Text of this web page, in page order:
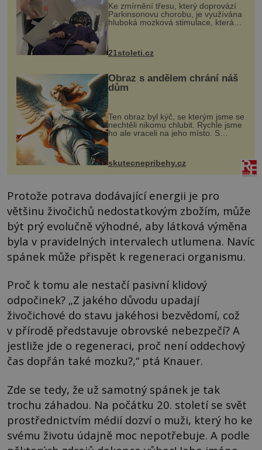
Ke zmírnění třesu, který doprovází
Parkinsonovu chorobu, je využívána
hluboká mozková stimulace, která
však vyžaduje vysoce invazivní
k dostatečně přesnému zacílení ...
21stoleti.cz
Obraz s andělem chrání náš
dům
Ten obraz byl kýč, se kterým jsme se
nechtěli nikomu chlubit. Rychle jsme
ho ale vraceli na jeho místo. S
manželem Vaškem jsme si pořídili
chaloupku, takový domek na severu
Čech, kde jsme si naplánova...
skutecnepribehy.cz
Protože potrava dodávající energii je pro
většinu živočichů nedostatkovým zbožím, může
být prý evolučně výhodné, aby látková výměna
byla v pravidelných intervalech utlumena. Navíc
spánek může přispět k regeneraci organismu.
Proč k tomu ale nestačí pasivní klidový
odpočinek? „Z jakého důvodu upadají
živočichové do stavu jakéhosi bezvědomí, což
v přírodě představuje obrovské nebezpečí? A
jestliže jde o regeneraci, proč není oddechový
čas dopřán také mozku?,“ ptá Knauer.
Zde se tedy, že už samotný spánek je tak
trochu záhadou. Na počátku 20. století se svět
prostřednictvím médií dozví o muži, který ho ke
svému životu údajně moc nepotřebuje. A podle